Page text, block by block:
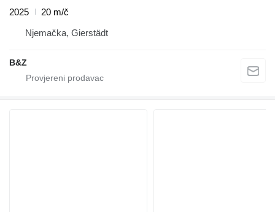
2025
20 m/č
Njemačka, Gierstädt
B&Z